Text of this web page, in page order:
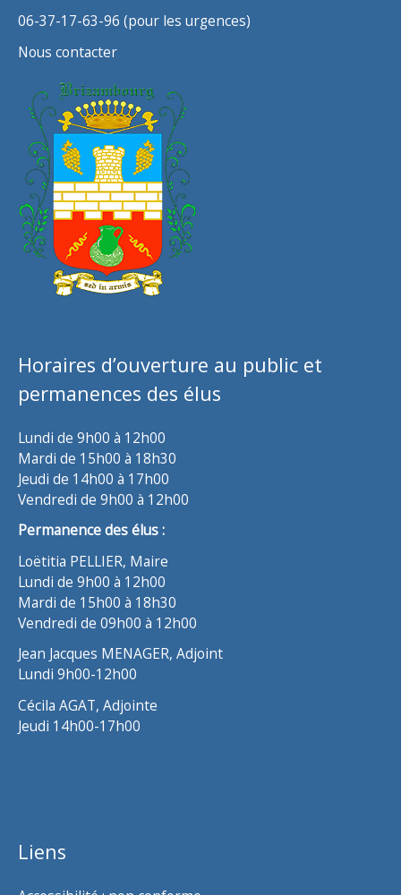
06-37-17-63-96 (pour les urgences)
Nous contacter
Horaires d’ouverture au public et
permanences des élus
Lundi de 9h00 à 12h00
Mardi de 15h00 à 18h30
Jeudi de 14h00 à 17h00
Vendredi de 9h00 à 12h00
Permanence des élus :
Loëtitia PELLIER, Maire
Lundi de 9h00 à 12h00
Mardi de 15h00 à 18h30
Vendredi de 09h00 à 12h00
Jean Jacques MENAGER, Adjoint
Lundi 9h00-12h00
Cécila AGAT, Adjointe
Jeudi 14h00-17h00
Liens